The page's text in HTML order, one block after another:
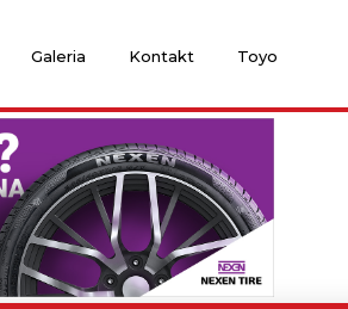
Galeria Kontakt Toyo